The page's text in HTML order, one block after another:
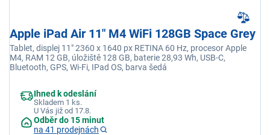
Apple iPad Air 11" M4 WiFi 128GB Space Grey
Tablet, displej 11" 2360 x 1640 px RETINA 60 Hz, procesor Apple
M4, RAM 12 GB, úložiště 128 GB, baterie 28,93 Wh, USB-C,
Bluetooth, GPS, Wi-Fi, IPad OS, barva šedá
Ihned k odeslání
Skladem 1 ks.
U Vás již od 17.8.
Odběr do 15 minut
na 41 prodejnách